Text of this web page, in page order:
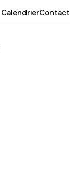
CalendrierContact